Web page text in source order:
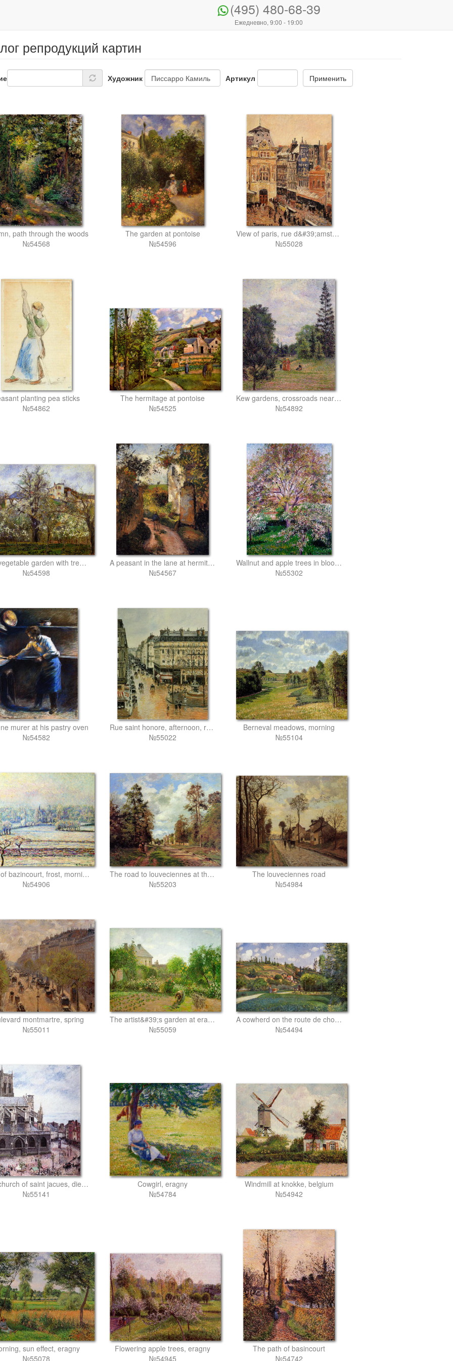
(495) 480-68-39
Ежедневно, 9:00 - 19:00
репродукций картин
Художник Артикул Применить
path through the woods
№54568
The garden at pontoise
№54596
View of paris, rue d&#39;amsterdam
№55028
planting pea sticks
№54862
The hermitage at pontoise
№54525
Kew gardens, crossroads near the pond
№54892
The vegetable garden with trees in blossom, spring, pontoise
№54598
A peasant in the lane at hermitage, pontoise
№54567
Wallnut and apple trees in bloom at eragny
№55302
murer at his pastry oven
№54582
Rue saint honore, afternoon, rain effect
№55022
Berneval meadows, morning
№55104
View of bazincourt, frost, morning
№54906
The road to louveciennes at the outskirts of the forest
№55203
The louveciennes road
№54984
montmartre, spring
№55011
The artist&#39;s garden at eragny
№55059
A cowherd on the route de chou, pontoise
№54494
The church of saint jacues, dieppe, rainy weather
№55141
Cowgirl, eragny
№54784
Windmill at knokke, belgium
№54942
sun effect, eragny
№55078
Flowering apple trees, eragny
№54945
The path of basincourt
№54742